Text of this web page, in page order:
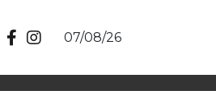
07/08/26